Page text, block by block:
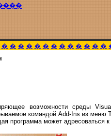
� � � � � � � � � � � � �
возможности среды
командой Add-Ins из меню
программа может адресоваться